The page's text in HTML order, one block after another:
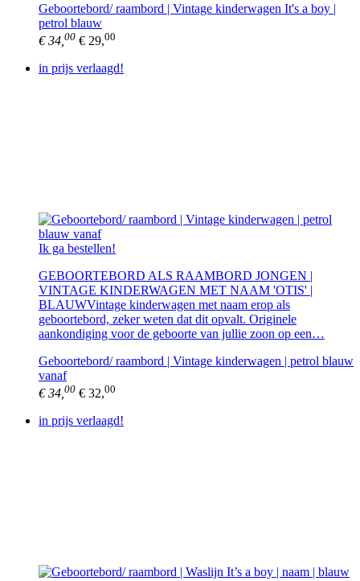
Geboortebord/ raambord | Vintage kinderwagen It's a boy |
petrol blauw
€ 34, 00 € 29,00
in prijs verlaagd!
Ik ga bestellen!
GEBOORTEBORD ALS RAAMBORD JONGEN |
VINTAGE KINDERWAGEN MET NAAM 'OTIS' |
BLAUWVintage kinderwagen met naam erop als
geboortebord, zeker weten dat dit opvalt. Originele
aankondiging voor de geboorte van jullie zoon op een…
Geboortebord/ raambord | Vintage kinderwagen | petrol blauw
vanaf
€ 34, 00 € 32,00
in prijs verlaagd!